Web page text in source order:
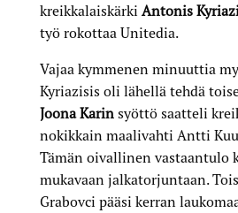
kreikkalaiskärki Antonis
työ rokottaa Unitedia.
Vajaa kymmenen minuuttia
Kyriazisis oli lähellä tehdä
Joona Karin syöttö saatteli
nokikkain maalivahti Antti
Tämän oivallinen vastaantulo
mukavaan jalkatorjuntaan.
Grabovci pääsi kerran